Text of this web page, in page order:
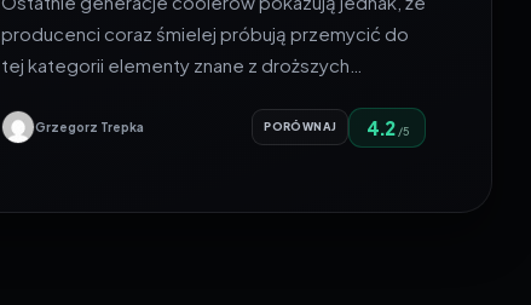
producenci coraz śmielej próbują przemycić do
tej kategorii elementy znane z droższych…
Grzegorz Trepka PORÓWNAJ 4.2 /5